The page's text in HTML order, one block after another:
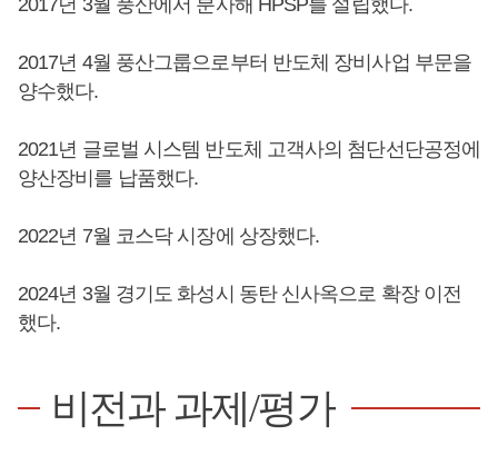
2017년 4월 풍산그룹으로부터 반도체 장비사업 부문을
양수했다.
2021년 글로벌 시스템 반도체 고객사의 첨단선단공정에
양산장비를 납품했다.
2022년 7월 코스닥 시장에 상장했다.
2024년 3월 경기도 화성시 동탄 신사옥으로 확장 이전
했다.
비전과 과제/평가